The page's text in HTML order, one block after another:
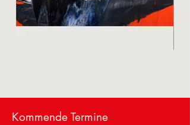
Kommende Termine